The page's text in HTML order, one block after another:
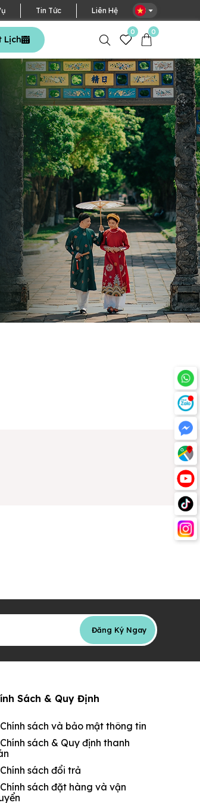
Tin Tức Liên Hệ VN
Lịch
0 0
Đăng Ký Ngay
Sách & Quy Định
Chính sách và bảo mật thông tin
Chính sách & Quy định thanh
Chính sách đổi trả
Chính sách đặt hàng và vận